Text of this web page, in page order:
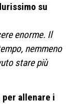
su
enorme. Il
nemmeno
stare più
per allenare i